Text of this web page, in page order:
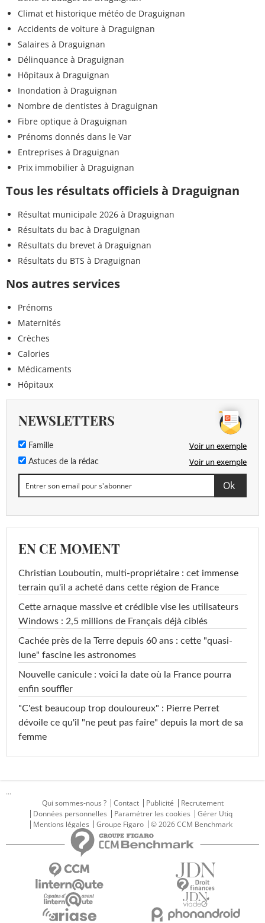
Climat et historique météo de Draguignan
Accidents de voiture à Draguignan
Salaires à Draguignan
Délinquance à Draguignan
Hôpitaux à Draguignan
Inondation à Draguignan
Nombre de dentistes à Draguignan
Fibre optique à Draguignan
Prénoms donnés dans le Var
Entreprises à Draguignan
Prix immobilier à Draguignan
Tous les résultats officiels à Draguignan
Résultat municipale 2026 à Draguignan
Résultats du bac à Draguignan
Résultats du brevet à Draguignan
Résultats du BTS à Draguignan
Nos autres services
Prénoms
Maternités
Crèches
Calories
Médicaments
Hôpitaux
NEWSLETTERS
Famille Voir un exemple
Astuces de la rédac Voir un exemple
EN CE MOMENT
Christian Louboutin, multi-propriétaire : cet immense
terrain qu'il a acheté dans cette région de France
Cette arnaque massive et crédible vise les utilisateurs
Windows : 2,5 millions de Français déjà ciblés
Cachée près de la Terre depuis 60 ans : cette "quasi-
lune" fascine les astronomes
Nouvelle canicule : voici la date où la France pourra
enfin souffler
"C'est beaucoup trop douloureux" : Pierre Perret
dévoile ce qu'il "ne peut pas faire" depuis la mort de sa
femme
...
Qui sommes-nous ?
Contact Publicité
Recrutement
Données personnelles
Paramétrer les cookies
Gérer Utiq
Mentions légales
Groupe Figaro © 2026 CCM Benchmark